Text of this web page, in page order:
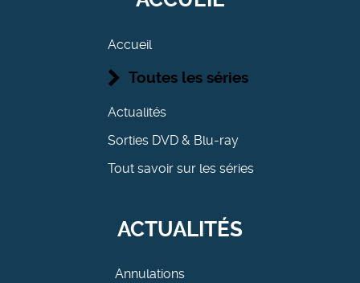
Accueil
Toutes les séries
Actualités
Sorties DVD & Blu-ray
Tout savoir sur les séries
ACTUALITÉS
Annulations